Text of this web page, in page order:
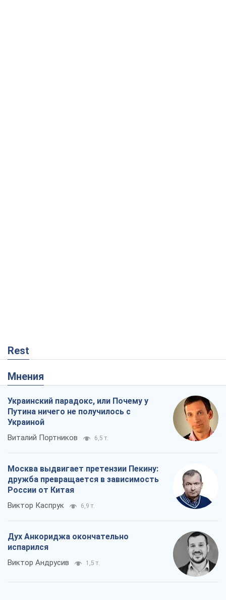
Rest
Мнения
Украинский парадокс, или Почему у
Путина ничего не получилось с
Украиной
Виталий Портников 6,5 т.
Москва выдвигает претензии Пекину:
дружба превращается в зависимость
России от Китая
Виктор Каспрук 6,9 т.
Дух Анкориджа окончательно
испарился
Виктор Андрусив 1,5 т.